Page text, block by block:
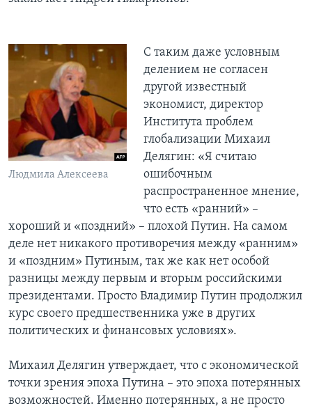
Людмила Алексеева
С таким даже условным
делением не согласен
другой известный
экономист, директор
Института проблем
глобализации Михаил
Делягин: «Я считаю
ошибочным
распространенное мнение,
что есть «ранний» –
хороший и «поздний» – плохой Путин. На самом
деле нет никакого противоречия между «ранним»
и «поздним» Путиным, так же как нет особой
разницы между первым и вторым российскими
президентами. Просто Владимир Путин продолжил
курс своего предшественника уже в других
политических и финансовых условиях».
Михаил Делягин утверждает, что с экономической
точки зрения эпоха Путина – это эпоха потерянных
возможностей. Именно потерянных, а не просто